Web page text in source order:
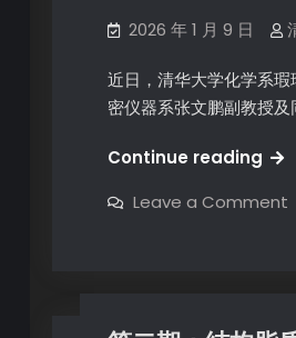
2026 年 1 月 9 日
近日，清华大学化学系瑕
密仪器系张文鹏副教授及
Continue reading
Leave a Comment